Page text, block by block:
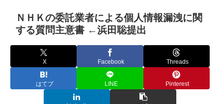
ＮＨＫの委託業者による個人情報漏洩に関
する質問主意書 ←浜田聡提出
X Facebook Threads
はてブ LINE Pinterest